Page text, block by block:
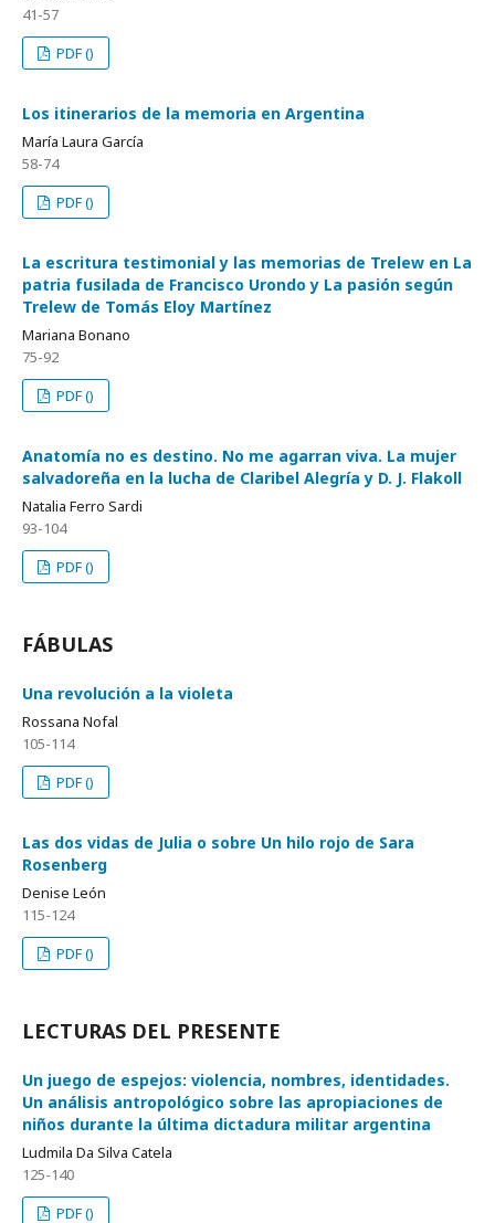
41-57
PDF ()
Los itinerarios de la memoria en Argentina
María Laura García
58-74
PDF ()
La escritura testimonial y las memorias de Trelew en La
patria fusilada de Francisco Urondo y La pasión según
Trelew de Tomás Eloy Martínez
Mariana Bonano
75-92
PDF ()
Anatomía no es destino. No me agarran viva. La mujer
salvadoreña en la lucha de Claribel Alegría y D. J. Flakoll
Natalia Ferro Sardi
93-104
PDF ()
FÁBULAS
Una revolución a la violeta
Rossana Nofal
105-114
PDF ()
Las dos vidas de Julia o sobre Un hilo rojo de Sara
Rosenberg
Denise León
115-124
PDF ()
LECTURAS DEL PRESENTE
Un juego de espejos: violencia, nombres, identidades.
Un análisis antropológico sobre las apropiaciones de
niños durante la última dictadura militar argentina
Ludmila Da Silva Catela
125-140
PDF ()